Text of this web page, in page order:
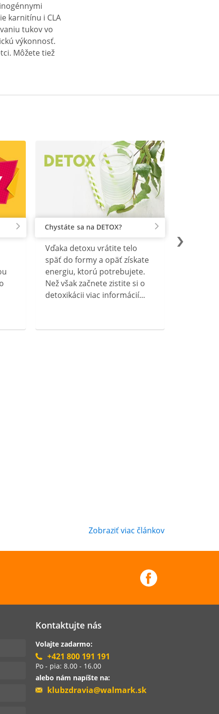
karnitínu i CLA
tukov vo
výkonnosť.
Môžete tiež
Chystáte sa na DETOX?
Vďaka detoxu vrátite telo
späť do formy a opäť získate
energiu, ktorú potrebujete.
Než však začnete zistite si o
detoxikácii viac informácií...
Zobraziť viac článkov
Kontaktujte nás
Volajte zadarmo:
+421 800 191 191
Po - pia: 8.00 - 16.00
alebo nám napíšte na:
klubzdravia@walmark.sk